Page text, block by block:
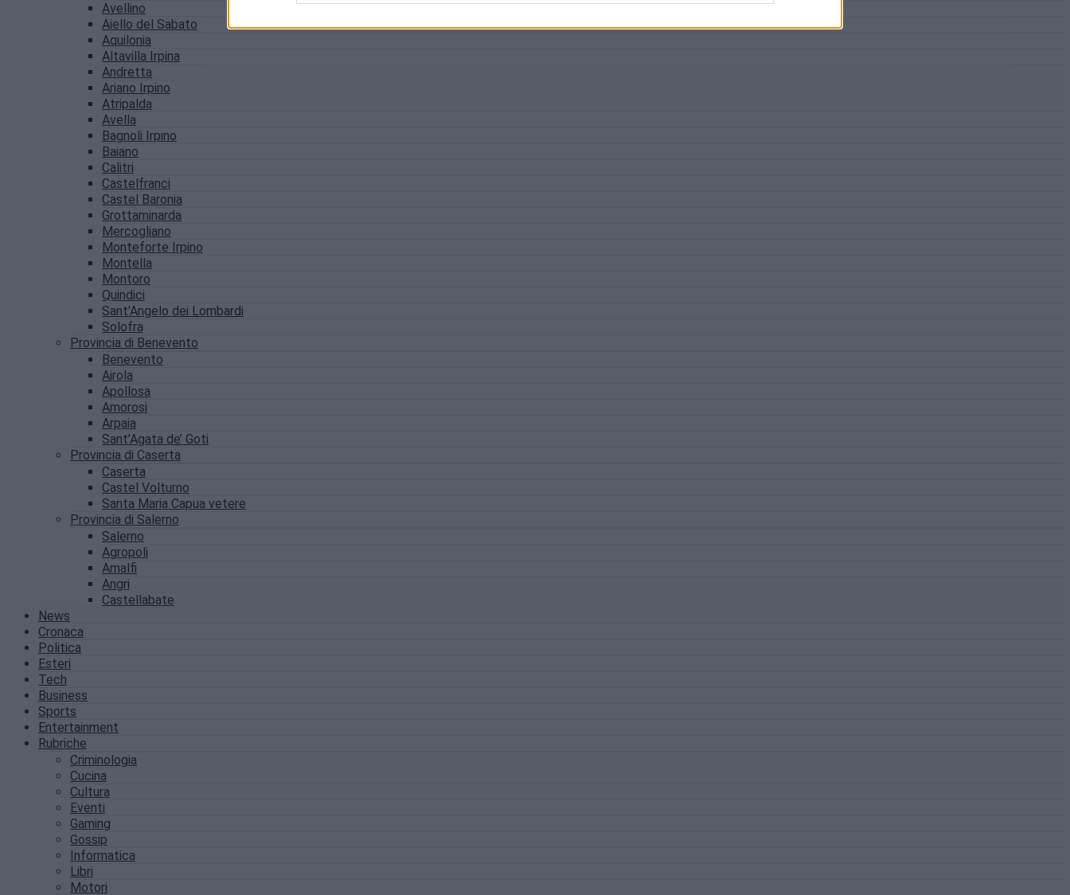
Avellino
Aiello del Sabato
Aquilonia
Altavilla Irpina
Andretta
Ariano Irpino
Atripalda
Avella
Bagnoli Irpino
Baiano
Calitri
Castelfranci
Castel Baronia
Grottaminarda
Mercogliano
Monteforte Irpino
Montella
Montoro
Quindici
Sant’Angelo dei Lombardi
Solofra
Provincia di Benevento
Benevento
Airola
Apollosa
Amorosi
Arpaia
Sant’Agata de’ Goti
Provincia di Caserta
Caserta
Castel Volturno
Santa Maria Capua vetere
Provincia di Salerno
Salerno
Agropoli
Amalfi
Angri
Castellabate
News
Cronaca
Politica
Esteri
Tech
Business
Sports
Entertainment
Rubriche
Criminologia
Cucina
Cultura
Eventi
Gaming
Gossip
Informatica
Libri
Motori